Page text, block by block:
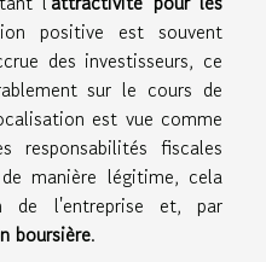
positive est souvent
des investisseurs, ce
sur le cours de
est vue comme
responsabilités fiscales
manière légitime, cela
de l'entreprise et, par
boursière.